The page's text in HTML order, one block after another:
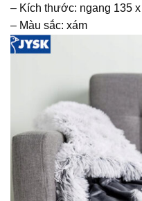
– Kích thước: ngang 135
– Màu sắc: xám